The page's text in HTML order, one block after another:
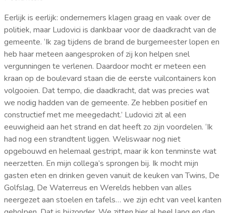
Eerlijk is eerlijk: ondernemers klagen graag en vaak over de
politiek, maar Ludovici is dankbaar voor de daadkracht van de
gemeente. ‘Ik zag tijdens de brand de burgemeester lopen en
heb haar meteen aangesproken of zij kon helpen snel
vergunningen te verlenen. Daardoor mocht er meteen een
kraan op de boulevard staan die de eerste vuilcontainers kon
volgooien. Dat tempo, die daadkracht, dat was precies wat
we nodig hadden van de gemeente. Ze hebben positief en
constructief met me meegedacht.’ Ludovici zit al een
eeuwigheid aan het strand en dat heeft zo zijn voordelen. ‘Ik
had nog een strandtent liggen. Weliswaar nog niet
opgebouwd en helemaal gestript, maar ik kon tenminste wat
neerzetten. En mijn collega’s sprongen bij. Ik mocht mijn
gasten eten en drinken geven vanuit de keuken van Twins, De
Golfslag, De Waterreus en Werelds hebben van alles
neergezet aan stoelen en tafels… we zijn echt van veel kanten